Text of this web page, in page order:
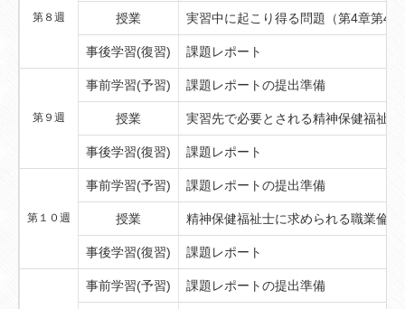
第８週 授業 実習中に起こり得る問題（第4章第4
事後学習(復習) 課題レポート
第９週
事前学習(予習) 課題レポートの提出準備
授業 実習先で必要とされる精神保健福祉
事後学習(復習) 課題レポート
第１０週
事前学習(予習) 課題レポートの提出準備
授業 精神保健福祉士に求められる職業倫
事後学習(復習) 課題レポート
事前学習(予習) 課題レポートの提出準備